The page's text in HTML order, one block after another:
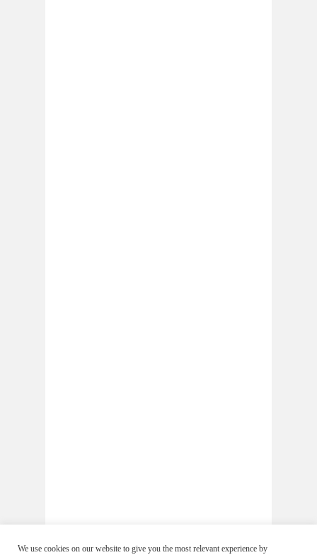
We use cookies on our website to give you the most relevant experience by